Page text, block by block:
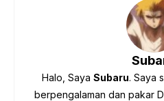
Halo, Saya Subaru. Saya
berpengalaman dan pakar